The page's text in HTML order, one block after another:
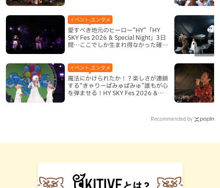
愛すべき地元のヒーロー”HY”「HY
SKY Fes 2026 & Special Night」3日
間…ここでしか生まれ得なかった確か
イベント,エンタメ
魔法にかけられたか！？楽しさが連鎖
する“きゃりーぱみゅぱみゅ”誰もが心
を弾ませる！HY SKY Fes 2026 &
イベント,エンタメ
Recommended by